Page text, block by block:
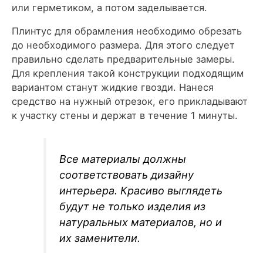
или герметиком, а потом заделывается.
Плинтус для обрамления необходимо обрезать
до необходимого размера. Для этого следует
правильно сделать предварительные замеры.
Для крепления такой конструкции подходящим
вариантом станут жидкие гвозди. Нанеся
средство на нужный отрезок, его прикладывают
к участку стены и держат в течение 1 минуты.
Все материалы должны
соответствовать дизайну
интерьера. Красиво выглядеть
будут не только изделия из
натуральных материалов, но и
их заменители.